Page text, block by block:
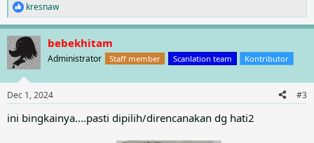
R
e
a
c
t
i
n
s
kresnaw
bebekhitam
Administrator Staff member Scanlation team Kontributor
Dec 1, 2024 #3
ini bingkainya....pasti dipilih/direncanakan dg hati2